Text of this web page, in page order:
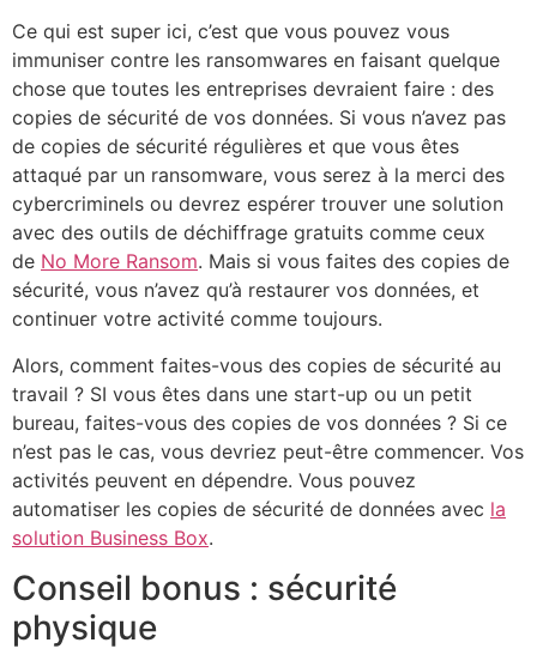
Ce qui est super ici, c’est que vous pouvez vous
immuniser contre les ransomwares en faisant quelque
chose que toutes les entreprises devraient faire : des
copies de sécurité de vos données. Si vous n’avez pas
de copies de sécurité régulières et que vous êtes
attaqué par un ransomware, vous serez à la merci des
cybercriminels ou devrez espérer trouver une solution
avec des outils de déchiffrage gratuits comme ceux
de No More Ransom. Mais si vous faites des copies de
sécurité, vous n’avez qu’à restaurer vos données, et
continuer votre activité comme toujours.
Alors, comment faites-vous des copies de sécurité au
travail ? SI vous êtes dans une start-up ou un petit
bureau, faites-vous des copies de vos données ? Si ce
n’est pas le cas, vous devriez peut-être commencer. Vos
activités peuvent en dépendre. Vous pouvez
automatiser les copies de sécurité de données avec la
solution Business Box.
Conseil bonus : sécurité
physique